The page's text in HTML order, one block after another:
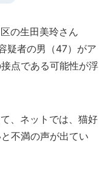
の生田美玲さん
疑者の男（47）がア
点である可能性が浮
、ネットでは、猫好
不満の声が出てい